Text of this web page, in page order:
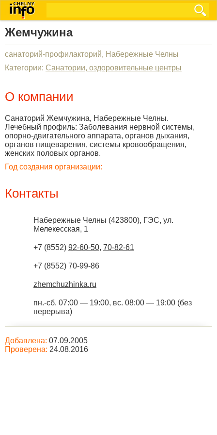
Жемчужина
санаторий-профилакторий, Набережные Челны
Категории: Санатории, оздоровительные центры
О компании
Санаторий Жемчужина, Набережные Челны.
Лечебный профиль: Заболевания нервной системы,
опорно-двигательного аппарата, органов дыхания,
органов пищеварения, системы кровообращения,
женских половых органов.
Год создания организации:
Контакты
Набережные Челны (423800), ГЭС, ул.
Мелекесская, 1
+7 (8552) 92-60-50, 70-82-61
+7 (8552) 70-99-86
zhemchuzhinka.ru
пн.-сб. 07:00 — 19:00, вс. 08:00 — 19:00 (без
перерыва)
Добавлена: 07.09.2005
Проверена: 24.08.2016